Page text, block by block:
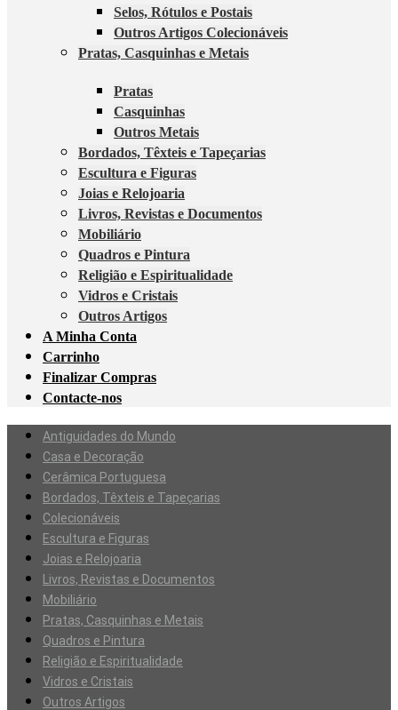
Selos, Rótulos e Postais
Outros Artigos Colecionáveis
Pratas, Casquinhas e Metais
Pratas
Casquinhas
Outros Metais
Bordados, Têxteis e Tapeçarias
Escultura e Figuras
Joias e Relojoaria
Livros, Revistas e Documentos
Mobiliário
Quadros e Pintura
Religião e Espiritualidade
Vidros e Cristais
Outros Artigos
A Minha Conta
Carrinho
Finalizar Compras
Contacte-nos
Antiguidades do Mundo
Casa e Decoração
Cerâmica Portuguesa
Bordados, Têxteis e Tapeçarias
Colecionáveis
Escultura e Figuras
Joias e Relojoaria
Livros, Revistas e Documentos
Mobiliário
Pratas, Casquinhas e Metais
Quadros e Pintura
Religião e Espiritualidade
Vidros e Cristais
Outros Artigos